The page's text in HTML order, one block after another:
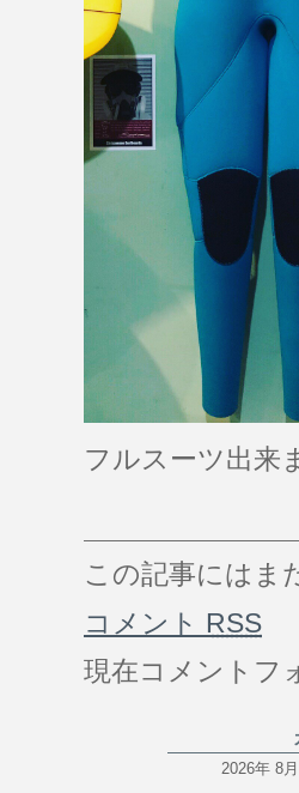
フルスーツ出来
この記事にはま
コメント RSS
現在コメントフ
2026年 8月